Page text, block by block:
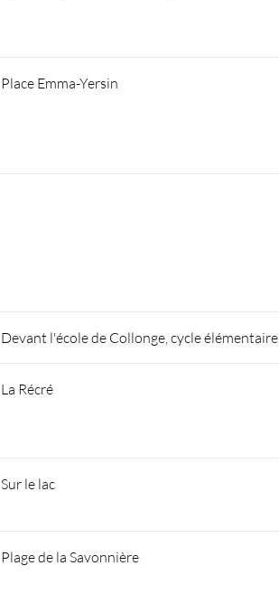
Place Emma-Yersin
Devant l'école de Collonge, cycle élémentaire
La Récré
Sur le lac
Plage de la Savonnière